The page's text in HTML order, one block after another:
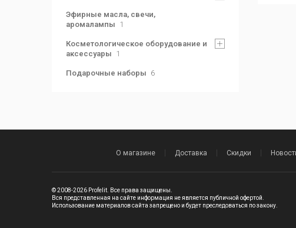
Эфирные масла, свечи,
аромалампы 1
Косметологическое оборудование и
аксессуары 1
Подарочные наборы 6
О магазине Доставка Скидки
© 2008-2026 Profelit. Все права защищены.
Вся представленная на сайте информация не является публичной офертой.
Использование материалов сайта запрещено и будет преследоваться по закону.